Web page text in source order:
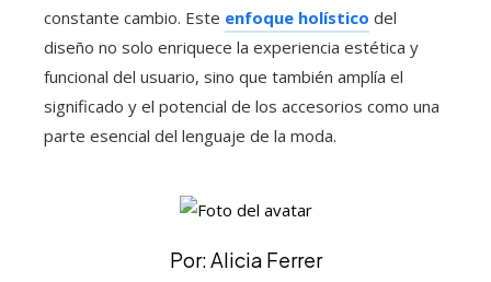
constante cambio. Este enfoque holístico del
diseño no solo enriquece la experiencia estética y
funcional del usuario, sino que también amplía el
significado y el potencial de los accesorios como una
parte esencial del lenguaje de la moda.
Por: Alicia Ferrer